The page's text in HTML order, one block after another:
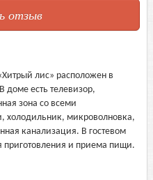
отзыв
лис» расположен в
доме есть телевизор,
зона со всеми
холодильник, микроволновка,
канализация. В гостевом
приготовления и приема пищи.